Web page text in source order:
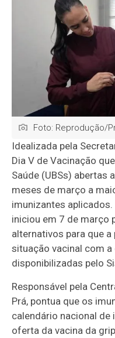
Foto: Reprodução/
Idealizada pela
Dia V de Vacinação
Saúde (UBSs) abertas
meses de março a
imunizantes aplicados.
iniciou em 7 de março
alternativos para que
situação vacinal com
disponibilizadas pelo
Responsável pela
Prá, pontua que os
calendário nacional de
oferta da vacina da